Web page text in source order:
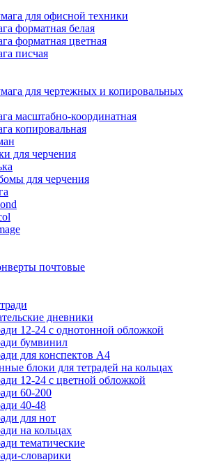
для офисной техники
форматная белая
форматная цветная
писчая
для чертежных и копировальных
масштабно-координатная
копировальная
для черчения
для черчения
почтовые
дневники
12-24 с однотонной обложкой
бумвинил
для конспектов А4
блоки для тетрадей на кольцах
12-24 с цветной обложкой
60-200
40-48
для нот
на кольцах
тематические
словарики